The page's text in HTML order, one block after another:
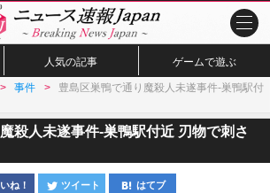
人気の記事 ゲームで遊ぶ
事件
豊島区巣鴨で通り魔殺人未遂事件-巣鴨駅付
殺人未遂事件-巣鴨駅付近 刃物で刺さ
ね！ ツイート はてブ